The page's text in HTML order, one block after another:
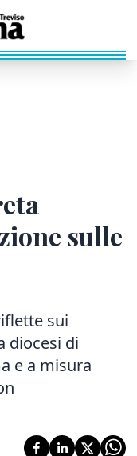
sulle
sui
diocesi di
e a misura